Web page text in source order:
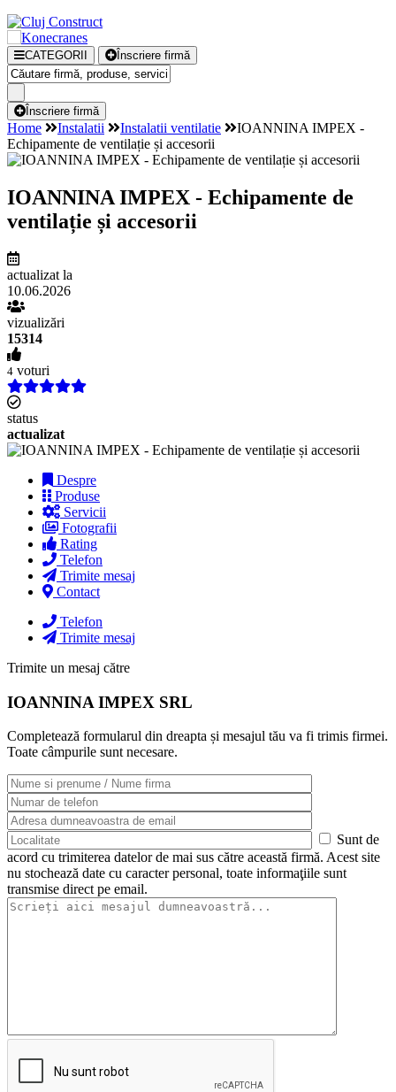
CATEGORII Înscriere firmă
Înscriere firmă
Home Instalatii Instalatii ventilatie
IOANNINA IMPEX -
Echipamente de ventilație și accesorii
IOANNINA IMPEX - Echipamente de
ventilație și accesorii
actualizat la
10.06.2026
vizualizări
15314
4 voturi
status
actualizat
Despre
Produse
Servicii
Fotografii
Rating
Telefon
Trimite mesaj
Contact
Telefon
Trimite mesaj
Trimite un mesaj către
IOANNINA IMPEX SRL
Completează formularul din dreapta și mesajul tău va fi trimis firmei.
Toate câmpurile sunt necesare.
Sunt de
acord cu trimiterea datelor de mai sus către această firmă. Acest site
nu stochează date cu caracter personal, toate informaţiile sunt
transmise direct pe email.